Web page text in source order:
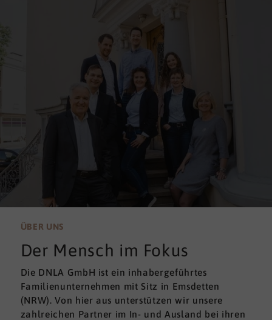
ÜBER UNS
Der Mensch im Fokus
Die DNLA GmbH ist ein inhabergeführtes
Familienunternehmen mit Sitz in Emsdetten
(NRW). Von hier aus unterstützen wir unsere
zahlreichen Partner im In- und Ausland bei ihren